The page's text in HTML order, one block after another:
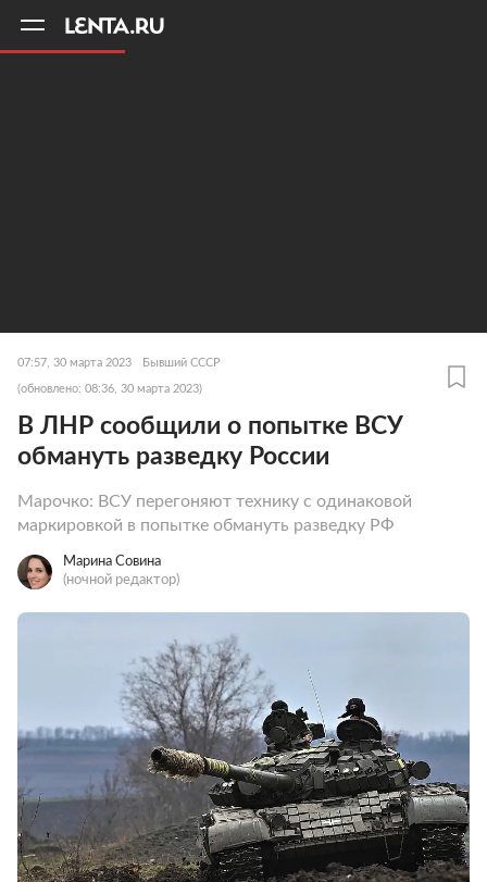
07:57, 30 марта 2023 Бывший СССР
(обновлено: 08:36, 30 марта 2023)
В ЛНР сообщили о попытке ВСУ
обмануть разведку России
Марочко: ВСУ перегоняют технику с одинаковой
маркировкой в попытке обмануть разведку РФ
Марина Совина
(ночной редактор)